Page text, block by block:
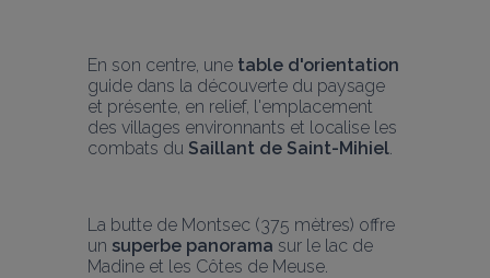
En son centre, une table d'orientation
guide dans la découverte du paysage
et présente, en relief, l'emplacement
des villages environnants et localise les
combats du Saillant de Saint-Mihiel.
La butte de Montsec (375 mètres) offre
un superbe panorama sur le lac de
Madine et les Côtes de Meuse.